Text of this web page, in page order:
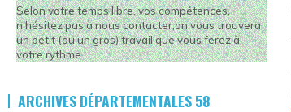
Selon votre temps libre, vos compétences,
n'hésitez pas à nous contacter,on vous trouvera
un petit (ou un gros) travail que vous ferez à
votre rythme.
ARCHIVES DÉPARTEMENTALES 58